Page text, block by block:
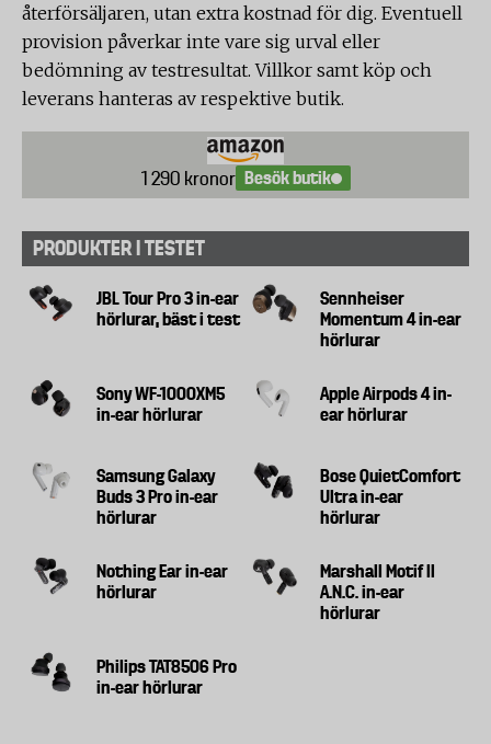
återförsäljaren, utan extra kostnad för dig. Eventuell
provision påverkar inte vare sig urval eller
bedömning av testresultat. Villkor samt köp och
leverans hanteras av respektive butik.
1 290 kronor Besök butik
PRODUKTER I TESTET
JBL Tour Pro 3 in-ear
hörlurar, bäst i test
Sennheiser
Momentum 4 in-ear
hörlurar
Sony WF-1000XM5
in-ear hörlurar
Apple Airpods 4 in-
ear hörlurar
Samsung Galaxy
Buds 3 Pro in-ear
hörlurar
Bose QuietComfort
Ultra in-ear
hörlurar
Nothing Ear in-ear
hörlurar
Marshall Motif II
A.N.C. in-ear
hörlurar
Philips TAT8506 Pro
in-ear hörlurar